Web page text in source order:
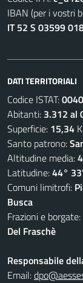
IBAN (per i vostri
IT 52 S 03599
DATI TERRITORIALI
Codice ISTAT:
Abitanti: 3.312 al
Superficie: 15,34
Santo patrono:
Altitudine media:
Latitudine:44°
Comuni limitrofi:
Busca
Frazioni e borgate:
Del Fraschè
Responsabile
Email: